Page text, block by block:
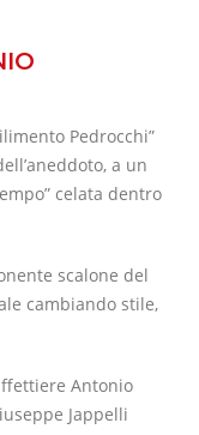
Pedrocchi”
a un
celata dentro
scalone del
cambiando stile,
Antonio
Jappelli